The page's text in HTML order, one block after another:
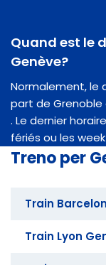
Quand est le
Genève?
Normalement, le
part de Grenoble
. Le dernier
fériés ou les
Treno per
Train
Train Lyon